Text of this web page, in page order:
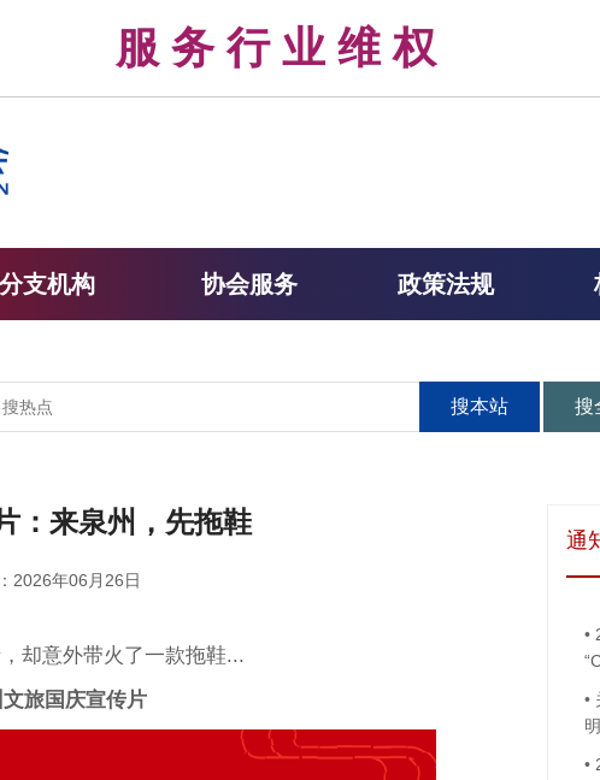
服 务 行 业 维 权 服
分支机构 协会服务 政策法规
搜本站 搜
：来泉州，先拖鞋
2026年06月26日
却意外带火了一款拖鞋...
旅国庆宣传片
通
•
•
•